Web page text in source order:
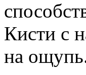
Кисти с
на